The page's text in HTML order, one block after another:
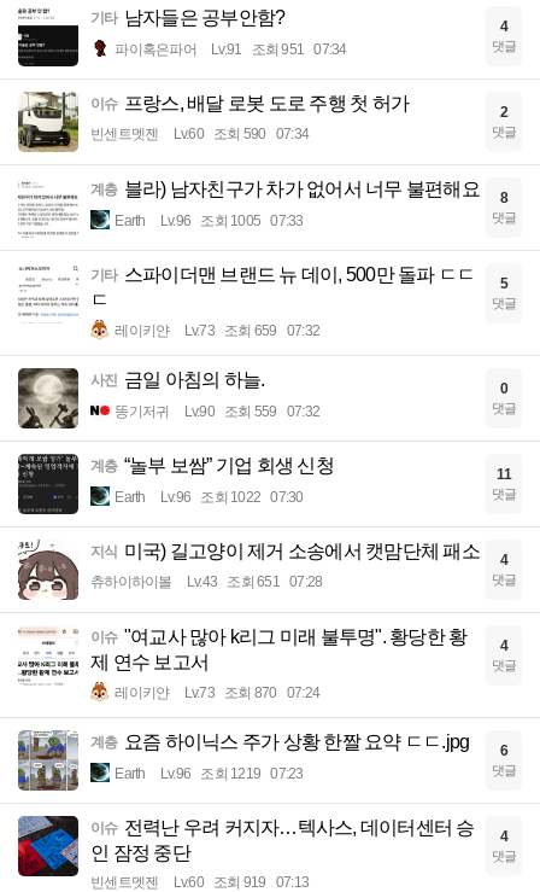
기타 남자들은 공부안함?
파이혹은파어 Lv.91 조회 951 07:34
4
댓글
이슈 프랑스, 배달 로봇 도로 주행 첫 허가
빈센트멧젠 Lv.60 조회 590 07:34
2
댓글
계층 블라) 남자친구가 차가 없어서 너무 불편해요
Earth Lv.96 조회 1005 07:33
8
댓글
기타 스파이더맨 브랜드 뉴 데이, 500만 돌파 ㄷㄷ
ㄷ
레이키얀 Lv.73 조회 659 07:32
5
댓글
사진 금일 아침의 하늘.
똥기저귀 Lv.90 조회 559 07:32
0
댓글
계층 “놀부 보쌈” 기업 회생 신청
Earth Lv.96 조회 1022 07:30
11
댓글
지식 미국) 길고양이 제거 소송에서 캣맘단체 패소
츄하이하이볼 Lv.43 조회 651 07:28
4
댓글
이슈 "여교사 많아 k리그 미래 불투명". 황당한 황
제 연수 보고서
레이키얀 Lv.73 조회 870 07:24
4
댓글
계층 요즘 하이닉스 주가 상황 한짤 요약 ㄷㄷ.jpg
Earth Lv.96 조회 1219 07:23
6
댓글
이슈 전력난 우려 커지자…텍사스, 데이터센터 승
인 잠정 중단
빈센트멧젠 Lv.60 조회 919 07:13
4
댓글